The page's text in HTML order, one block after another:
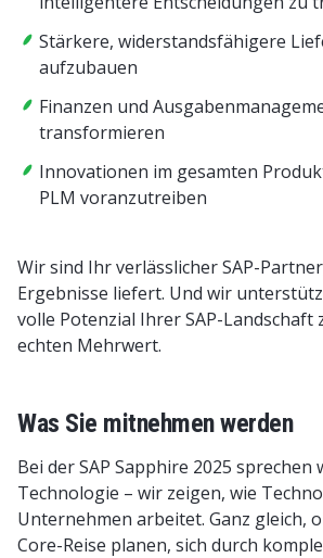
Stärkere, widerstandsfähigere
aufzubauen
Finanzen und
transformieren
Innovationen im gesamten
PLM voranzutreiben
Wir sind Ihr verlässlicher SAP-
Ergebnisse liefert. Und wir
volle Potenzial Ihrer SAP-Landschaft
echten Mehrwert.
Was Sie mitnehmen werden
Bei der SAP Sapphire 2025
Technologie – wir zeigen, wie
Unternehmen arbeitet. Ganz gleich,
Core-Reise planen, sich durch